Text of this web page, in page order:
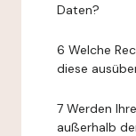
Daten?
6 Welche
diese
7 Werden
außerhalb